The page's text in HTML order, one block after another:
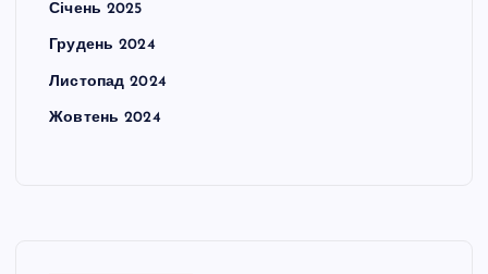
Січень 2025
Грудень 2024
Листопад 2024
Жовтень 2024